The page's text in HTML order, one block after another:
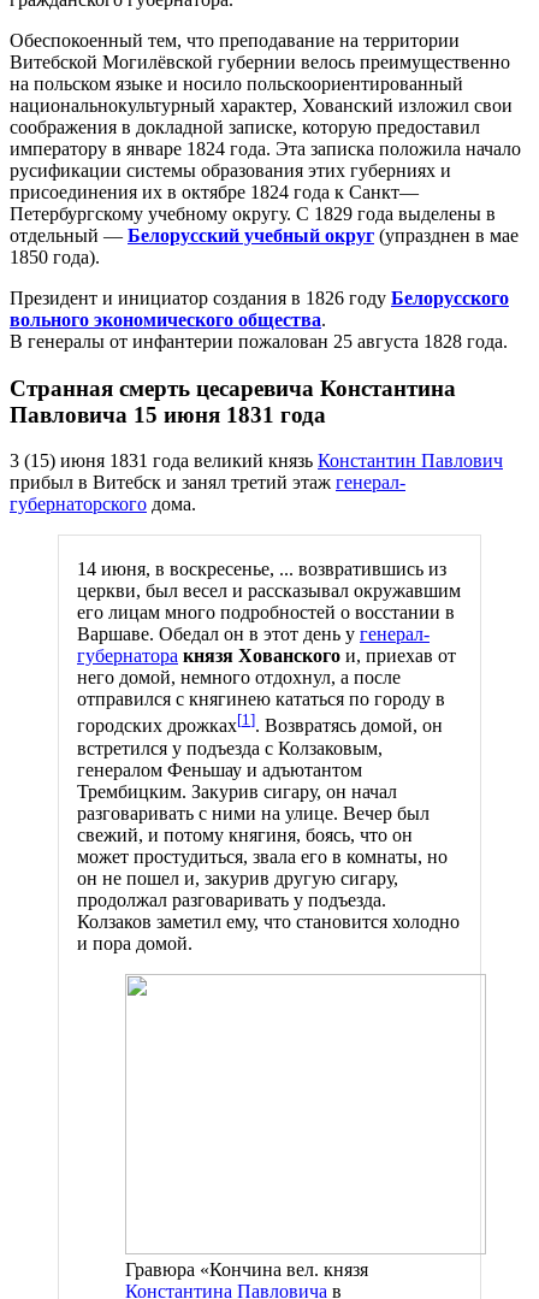
Обеспокоенный тем, что преподавание на территории
Витебской Могилёвской губернии велось преимущественно
на польском языке и носило польскоориентированный
национальнокультурный характер, Хованский изложил свои
соображения в докладной записке, которую предоставил
императору в январе 1824 года. Эта записка положила начало
русификации системы образования этих губерниях и
присоединения их в октябре 1824 года к Санкт—
Петербургскому учебному округу. С 1829 года выделены в
отдельный — Белорусский учебный округ (упразднен в мае
1850 года).
Президент и инициатор создания в 1826 году Белорусского
вольного экономического общества.
В генералы от инфантерии пожалован 25 августа 1828 года.
Странная смерть цесаревича Константина
Павловича 15 июня 1831 года
3 (15) июня 1831 года великий князь Константин Павлович
прибыл в Витебск и занял третий этаж генерал-
губернаторского дома.
14 июня, в воскресенье, ... возвратившись из
церкви, был весел и рассказывал окружавшим
его лицам много подробностей о восстании в
Варшаве. Обедал он в этот день у генерал-
губернатора князя Хованского и, приехав от
него домой, немного отдохнул, а после
отправился с княгинею кататься по городу в
городских дрожках[1]. Возвратясь домой, он
встретился у подъезда с Колзаковым,
генералом Феньшау и адъютантом
Трембицким. Закурив сигару, он начал
разговаривать с ними на улице. Вечер был
свежий, и потому княгиня, боясь, что он
может простудиться, звала его в комнаты, но
он не пошел и, закурив другую сигару,
продолжал разговаривать у подъезда.
Колзаков заметил ему, что становится холодно
и пора домой.
Гравюра «Кончина вел. князя
Константина Павловича в